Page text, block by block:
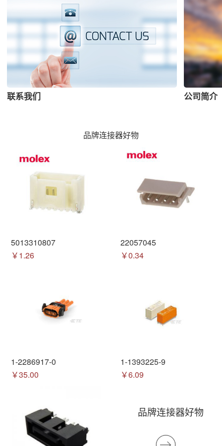
联系我们 公司简介
品牌连接器好物
5013310807
￥1.26
22057045
￥0.34
1-2286917-0
￥35.00
1-1393225-9
￥6.09
品牌连接器好物